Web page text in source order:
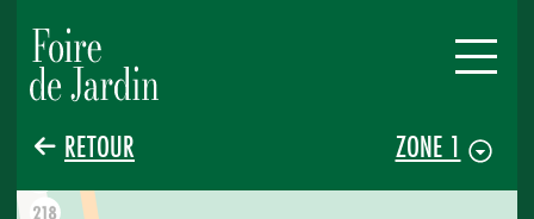
RETOUR ZONE 1